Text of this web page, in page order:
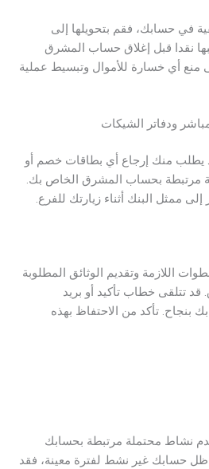
في حسابك، فقم بتحويلها إلى
نقدا قبل إغلاق حساب المشرق
أي خسارة للأموال وتبسيط عملية
يطلب منك إرجاع أي بطاقات خصم أو
مرتبطة بحساب المشرق الخاص بك.
ممثل البنك أثناء زيارتك للفرع.
اللازمة وتقديم الوثائق المطلوبة
قد تتلقى خطاب تأكيد أو بريد
بنجاح. تأكد من الاحتفاظ بهذه
نشاط محتملة مرتبطة بحسابك
حسابك غير نشط لفترة معينة، فقد